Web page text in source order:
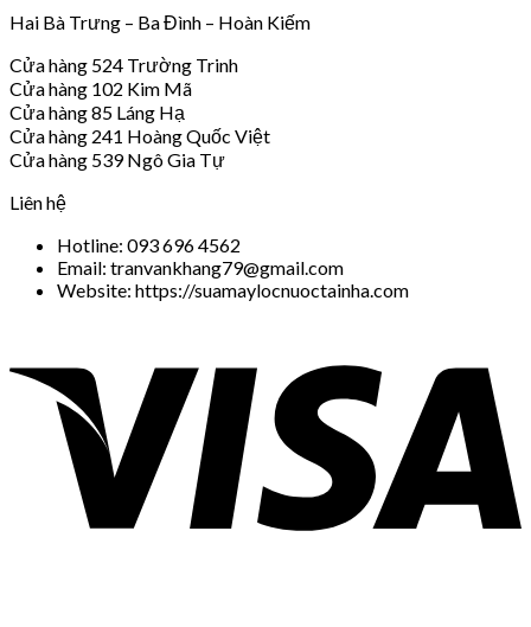
Hai Bà Trưng – Ba Đình – Hoàn Kiếm
Cửa hàng 524 Trường Trinh
Cửa hàng 102 Kim Mã
Cửa hàng 85 Láng Hạ
Cửa hàng 241 Hoàng Quốc Việt
Cửa hàng 539 Ngô Gia Tự
Liên hệ
Hotline: 093 696 4562
Email: tranvankhang79@gmail.com
Website: https://suamaylocnuoctainha.com